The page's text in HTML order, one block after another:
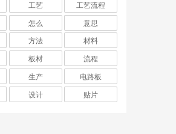
工艺
工艺流程
怎么
意思
方法
材料
板材
流程
生产
电路板
设计 贴片